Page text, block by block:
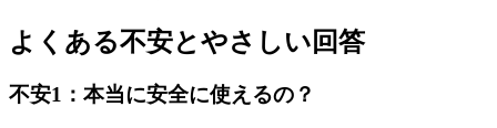
よくある不安とやさしい回答
不安1：本当に安全に使えるの？